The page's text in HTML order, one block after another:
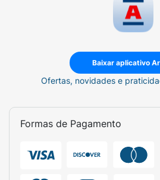
Baixar aplicativo
Ofertas, novidades e
Formas de Pagamento